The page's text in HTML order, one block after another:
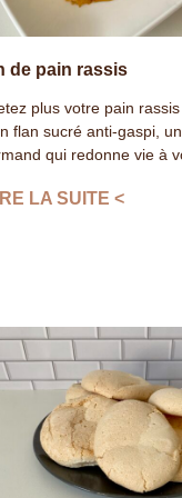
de pain rassis
plus votre pain
flan sucré anti-gaspi,
qui redonne vie à
LA SUITE <